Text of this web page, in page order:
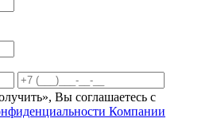
Вы соглашаетесь c
Компании